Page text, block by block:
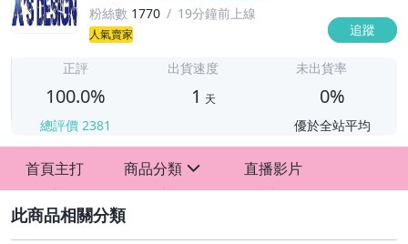
粉絲數 1770 19分鐘前上線
人氣賣家 追蹤
正評
100.0%
總評價 2381
出貨速度
1 天
未出貨率
0%
優於全站平均
首頁主打 商品分類 直播影片